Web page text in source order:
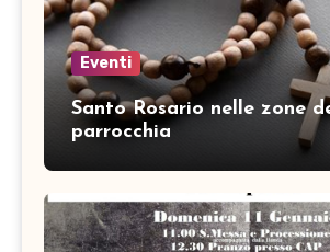
Eventi
Santo Rosario nelle zone
parrocchia